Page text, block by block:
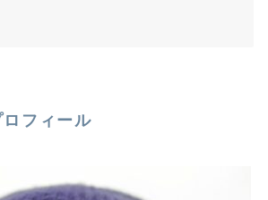
フィール